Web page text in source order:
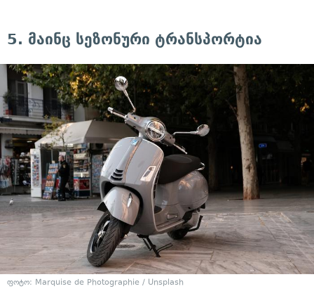
5. მაინც სეზონური ტრანსპორტია
ფოტო: Marquise de Photographie / Unsplash